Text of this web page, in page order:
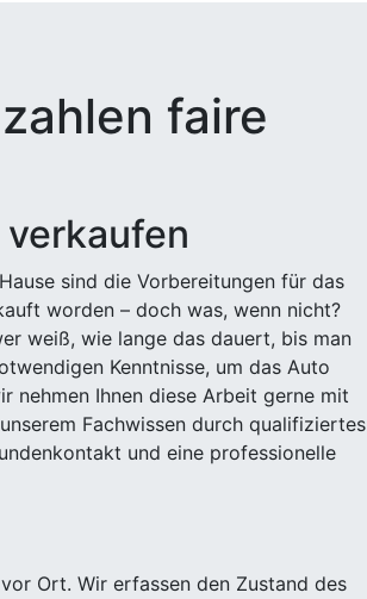
faire
sind die Vorbereitungen für das
worden – doch was, wenn nicht?
weiß, wie lange das dauert, bis man
Kenntnisse, um das Auto
nehmen Ihnen diese Arbeit gerne mit
Fachwissen durch qualifiziertes
und eine professionelle
Ort. Wir erfassen den Zustand des